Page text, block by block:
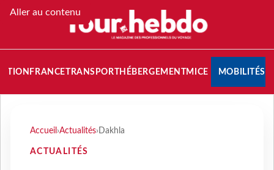
Aller au contenu
FRANCETRANSPORT HÉBERGEMENTMICE MOBILITÉS
Accueil ›Actualités› Dakhla
ACTUALITÉS